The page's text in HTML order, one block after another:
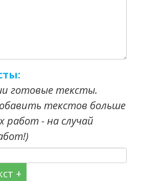
готовые тексты.
текстов больше
работ - на случай
+